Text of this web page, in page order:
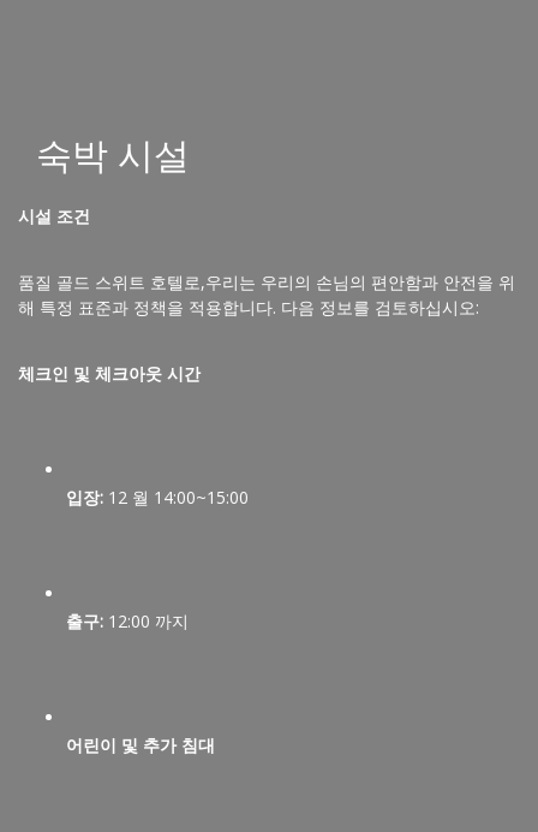
숙박 시설
시설 조건
품질 골드 스위트 호텔로,우리는 우리의 손님의 편안함과 안전을 위
해 특정 표준과 정책을 적용합니다. 다음 정보를 검토하십시오:​
체크인 및 체크아웃 시간
입장: 12 월 14:00~15:00
출구: 12:00 까지
어린이 및 추가 침대